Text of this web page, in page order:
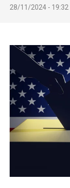
28/11/2024 - 19:32